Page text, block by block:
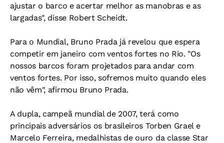
ajustar o barco e acertar melhor as manobras e as
largadas", disse Robert Scheidt.
Para o Mundial, Bruno Prada já revelou que espera
competir em janeiro com ventos fortes no Rio. "Os
nossos barcos foram projetados para andar com
ventos fortes. Por isso, sofremos muito quando eles
não vêm", afirmou Bruno Prada.
A dupla, campeã mundial de 2007, terá como
principais adversários os brasileiros Torben Grael e
Marcelo Ferreira, medalhistas de ouro da classe Star